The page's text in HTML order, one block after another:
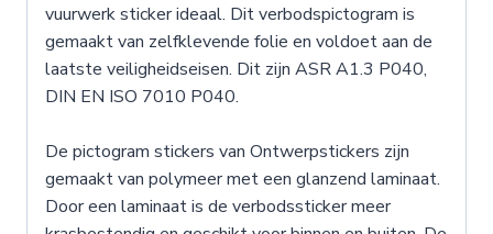
vuurwerk sticker ideaal. Dit verbodspictogram is
gemaakt van zelfklevende folie en voldoet aan de
laatste veiligheidseisen. Dit zijn ASR A1.3 P040,
DIN EN ISO 7010 P040.
De pictogram stickers van Ontwerpstickers zijn
gemaakt van polymeer met een glanzend laminaat.
Door een laminaat is de verbodssticker meer